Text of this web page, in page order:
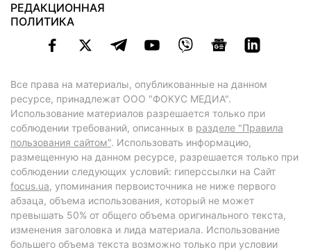
РЕДАКЦИОННАЯ
ПОЛИТИКА
Все права на материалы, опубликованные на данном
ресурсе, принадлежат ООО "ФОКУС МЕДИА".
Использование материалов разрешается только при
соблюдении требований, описанных в разделе "Правила
пользования сайтом". Использовать информацию,
размещенную на данном ресурсе, разрешается только при
соблюдении следующих условий: гиперссылки на Сайт
focus.ua, упоминания первоисточника не ниже первого
абзаца, объема использования, который не может
превышать 50% от общего объема оригинального текста,
изменения заголовка и лида материала. Использование
большего объема текста возможно только при условии